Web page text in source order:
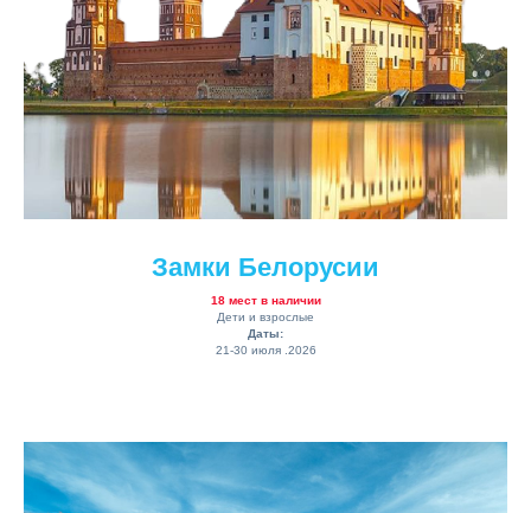
Замки Белорусии
18 мест в наличии
Дети и взрослые
Даты:
21-30 июля .2026